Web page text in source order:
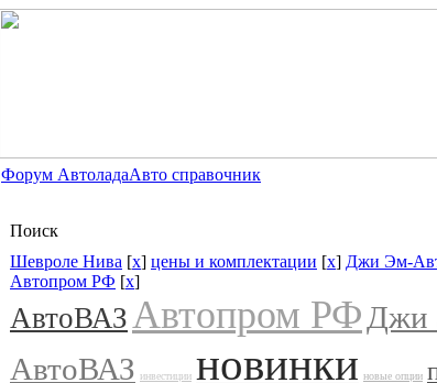
Форум АвтоладаАвто справочник
Поиск
Шевроле Нива [x] цены и комплектации [x] Джи Эм-
Автопром РФ [x]
АвтоВАЗАвтопром РФ Джи
АвтоВАЗ инвестиции новинки новые опции